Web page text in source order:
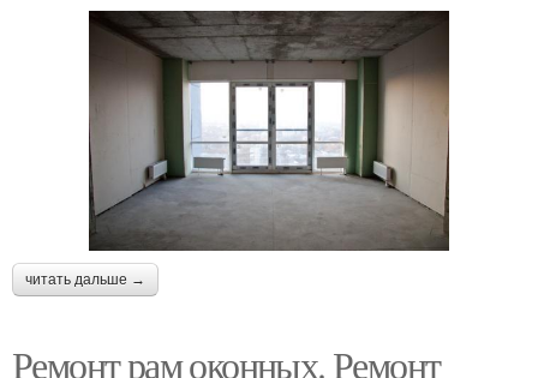
читать дальше →
Ремонт рам оконных. Ремонт